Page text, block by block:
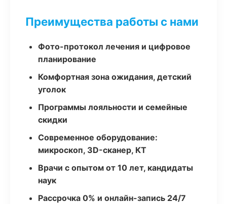
Преимущества работы с нами
Фото-протокол лечения и цифровое
планирование
Комфортная зона ожидания, детский
уголок
Программы лояльности и семейные
скидки
Современное оборудование:
микроскоп, 3D-сканер, КТ
Врачи с опытом от 10 лет, кандидаты
наук
Рассрочка 0% и онлайн-запись 24/7